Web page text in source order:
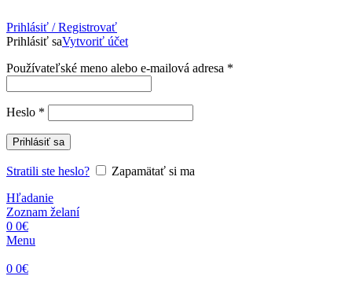
Prihlásiť / Registrovať
Prihlásiť saVytvoriť účet
Používateľské meno alebo e-mailová adresa *
Heslo *
Prihlásiť sa
Stratili ste heslo?
Zapamätať si ma
Hľadanie
Zoznam želaní
0 0€
Menu
0 0€